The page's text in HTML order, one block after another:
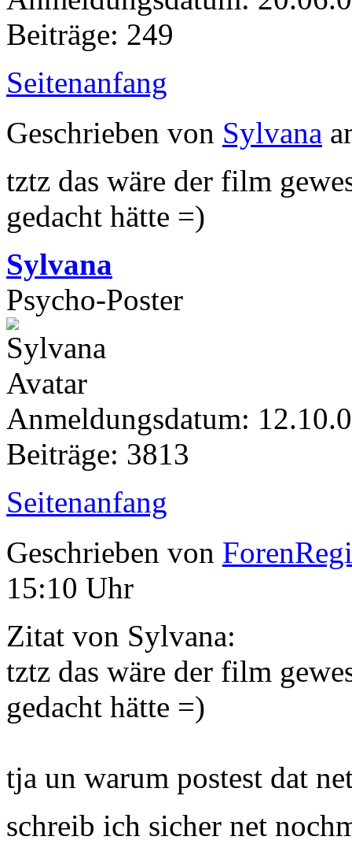
Beiträge: 249
Seitenanfang
Geschrieben von Sylvana
tztz das wäre der film
gedacht hätte =)
Sylvana
Psycho-Poster
Anmeldungsdatum:
Beiträge: 3813
Seitenanfang
Geschrieben von
15:10 Uhr
Zitat von Sylvana:
tztz das wäre der film
gedacht hätte =)
tja un warum postest dat
schreib ich sicher net